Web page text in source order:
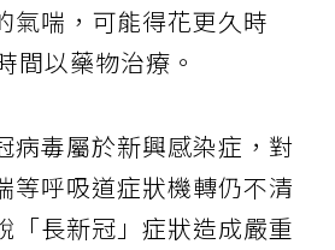
氣喘，可能得花更久時
間以藥物治療。
病毒屬於新興感染症，對
等呼吸道症狀機轉仍不清
「長新冠」症狀造成嚴重